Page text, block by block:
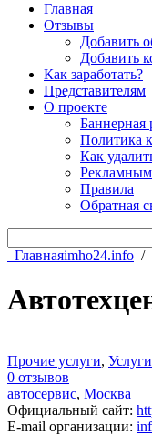
Главная
Отзывы
Добавить
Добавить
Как заработать?
Представителям
О проекте
Баннерная
Политика
Как
Рекламным
Правила
Обратная
Главнаяimho24.info /
Прочие услуги, Услуги
0 отзывов
автосервис, Москва
Официальный сайт:
E-mail организации: